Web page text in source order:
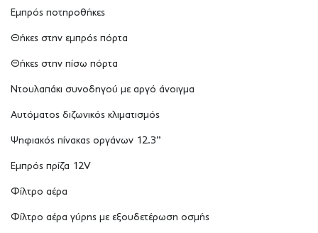
Εμπρός ποτηροθήκες
Θήκες στην εμπρός πόρτα
Θήκες στην πίσω πόρτα
Ντουλαπάκι συνοδηγού με αργό άνοιγμα
Αυτόματος διζωνικός κλιματισμός
Ψηφιακός πίνακας οργάνων 12.3”
Εμπρός πρίζα 12V
Φίλτρο αέρα
Φίλτρο αέρα γύρης με εξουδετέρωση οσμής